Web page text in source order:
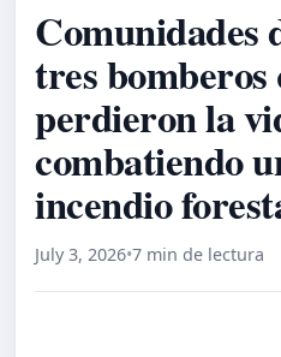
Comunidades
tres bomberos
perdieron la
combatiendo
incendio
July 3, 2026•7 min de lectura